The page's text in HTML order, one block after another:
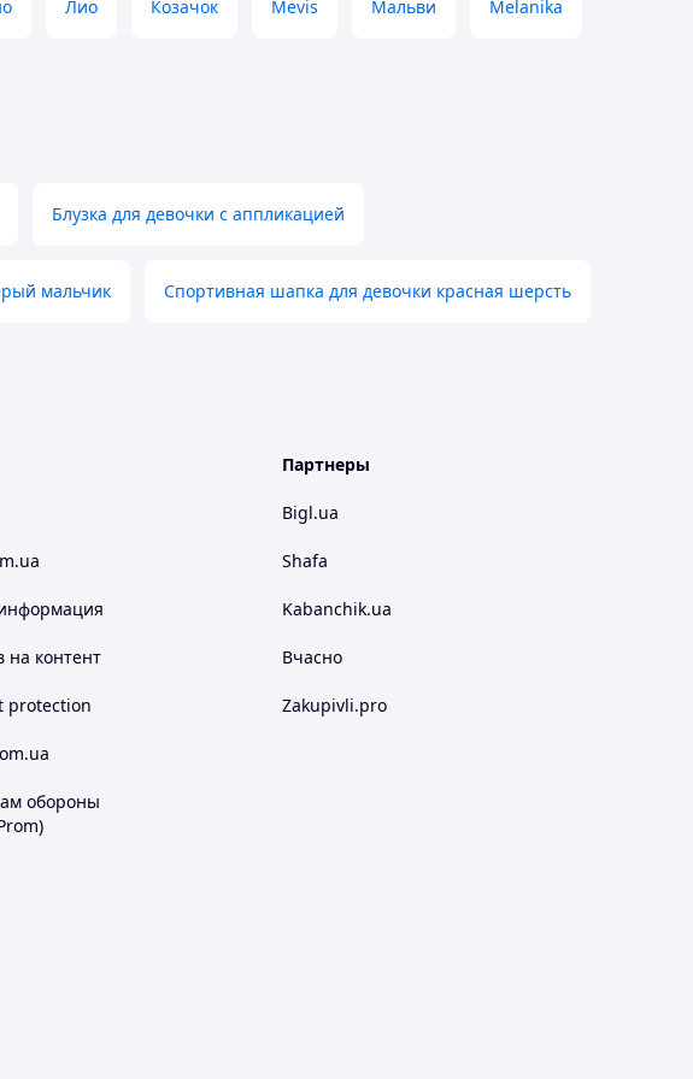
Лио Козачок Mevis Мальви Melanika
Блузка для девочки с аппликацией
мальчик Спортивная шапка для девочки красная шерсть
контент
protection
обороны
Партнеры
Bigl.ua
Shafa
Kabanchik.ua
Вчасно
Zakupivli.pro